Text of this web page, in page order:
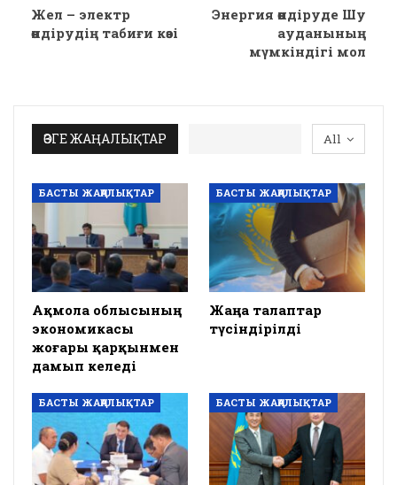
Жел – электр
өндірудің табиғи көзі
Энергия өндіруде Шу
ауданының
мүмкіндігі мол
All
ӨЗГЕ ЖАҢАЛЫҚТАР
БАСТЫ ЖАҢАЛЫҚТАР
Ақмола облысының
экономикасы
жоғары қарқынмен
дамып келеді
БАСТЫ ЖАҢАЛЫҚТАР
Жаңа талаптар
түсіндірілді
БАСТЫ ЖАҢАЛЫҚТАР БАСТЫ ЖАҢАЛЫҚТАР